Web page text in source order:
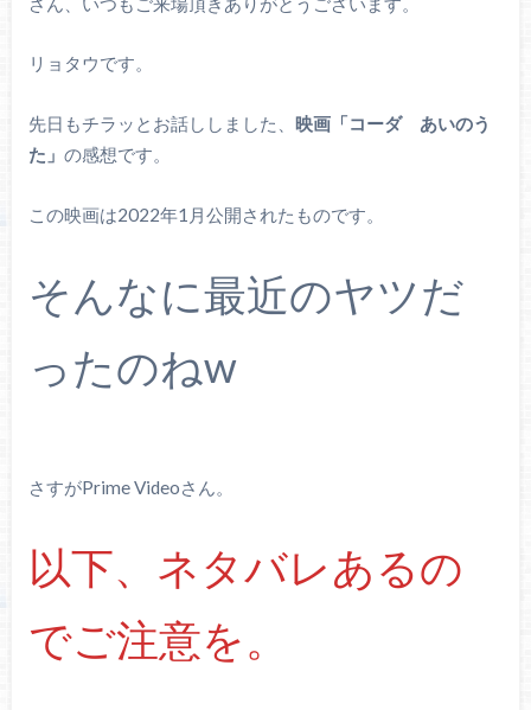
リョタウです。
先日もチラッとお話ししました、 映画「コーダ あいのう
た」 の感想です。
この映画は2022年1月公開されたものです。
そんなに最近のヤツだ
ったのねw
さすがPrime Videoさん。
以下、ネタバレあるの
でご注意を。